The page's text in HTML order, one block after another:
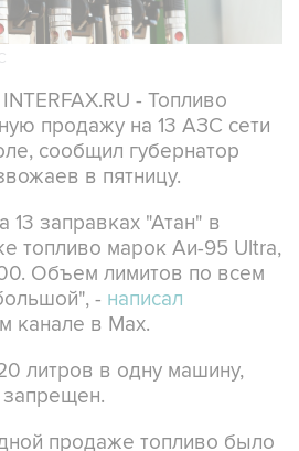
- Топливо
продажу на 13 АЗС сети
сообщил губернатор
в пятницу.
13 заправках "Атан" в
топливо марок Аи-95 Ultra,
Объем лимитов по всем
- написал
канале в Max.
литров в одну машину,
запрещен.
продаже топливо было